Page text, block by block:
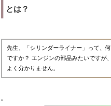
とは？
先生、「シリンダーライナー」って、何
ですか？ エンジンの部品みたいですが、
よく分かりません。